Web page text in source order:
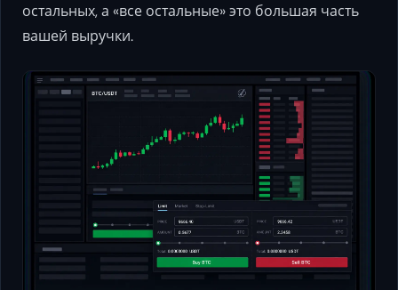
остальных, а «все остальные» это большая часть
вашей выручки.